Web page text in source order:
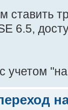
ставить
6.5,
учетом